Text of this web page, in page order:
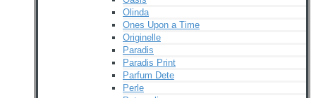
Olinda
Ones Upon a Time
Originelle
Paradis
Paradis Print
Parfum Dete
Perle